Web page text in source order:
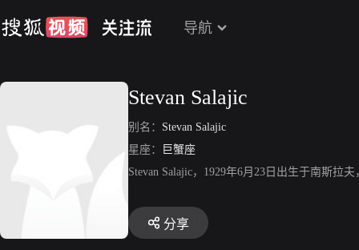
导航
Stevan Salajic
别名： Stevan Salajic
星座：
巨蟹座
Stevan Salajic，1929年6月23日出生于南斯拉
分享